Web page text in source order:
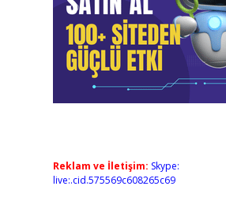
Reklam ve İletişim: Skype:
live:.cid.575569c608265c69